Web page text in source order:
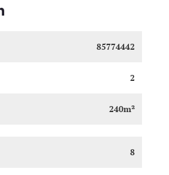
85774442
2
240m²
8